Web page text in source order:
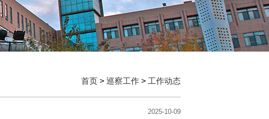
首页 > 巡察工作 > 工作动态
2025-10-09